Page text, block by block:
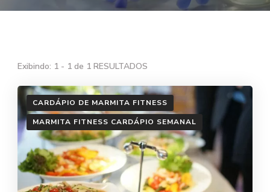
Exibindo: 1 - 1 de 1 RESULTADOS
CARDÁPIO DE MARMITA FITNESS
MARMITA FITNESS CARDÁPIO SEMANAL